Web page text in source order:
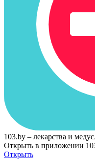
103.by – лекарства и
Открыть в приложении
Открыть